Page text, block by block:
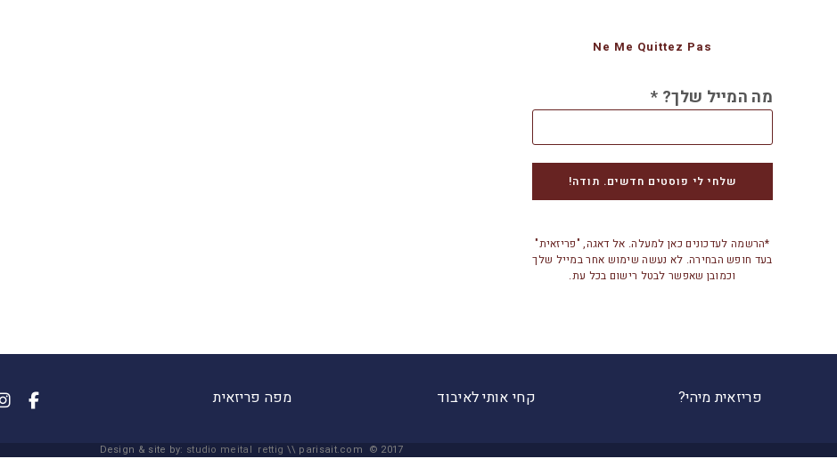
Ne Me Quittez Pas
מה המייל שלך? *
*הרשמה לעדכונים כאן למעלה. אל דאגה, "פריזאית"
בעד חופש הבחירה. לא נעשה שימוש אחר במייל שלך
וכמובן שאפשר לבטל רישום בכל עת.
פריזאית מיהי? קחי אותי לאיבוד מפה פריזאית
Design & site by: studio meital rettig \\ parisait.com © 2017